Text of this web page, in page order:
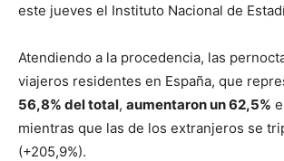
este jueves el Instituto Nacional de
Atendiendo a la procedencia, las
viajeros residentes en España, que
56,8% del total, aumentaron un 62,5%
mientras que las de los extranjeros se
(+205,9%).